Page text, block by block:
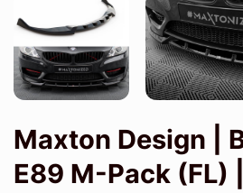
Maxton Design |
E89 M-Pack (FL)